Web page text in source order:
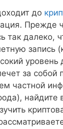
до
Прежде
так далеко,
запись
уровень
за собой
частной
найдите